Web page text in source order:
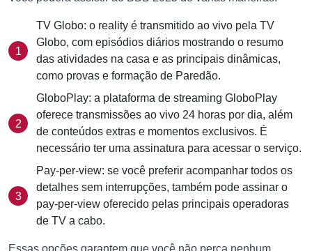
TV Globo: o reality é transmitido ao vivo pela TV
Globo, com episódios diários mostrando o resumo
das atividades na casa e as principais dinâmicas,
como provas e formação de Paredão.
GloboPlay: a plataforma de streaming GloboPlay
oferece transmissões ao vivo 24 horas por dia, além
de conteúdos extras e momentos exclusivos. É
necessário ter uma assinatura para acessar o serviço.
Pay-per-view: se você preferir acompanhar todos os
detalhes sem interrupções, também pode assinar o
pay-per-view oferecido pelas principais operadoras
de TV a cabo.
Essas opções garantem que você não perca nenhum